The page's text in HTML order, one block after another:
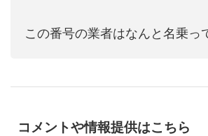
この番号の業者はなんと名乗っ
コメントや情報提供はこちら